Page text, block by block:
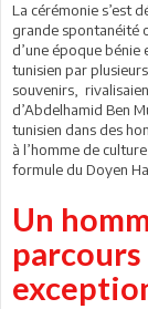
La cérémonie s’est
grande spontanéité
d’une époque bénie
tunisien par
souvenirs,
d’Abdelhamid Ben
tunisien dans des
à l’homme de
formule du Doyen
Un